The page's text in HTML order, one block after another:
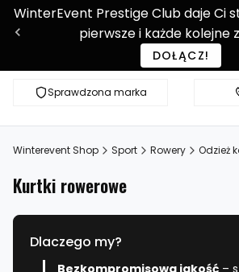
WinterEvent Prestige Club daje Ci
pierwsze i każde kolejne
DOŁĄCZ!
Sprawdzona marka Sprawdź
Winterevent Shop Sport Rowery Odzież
Kurtki rowerowe
Dlaczego my?
Bezkompromisowa jakość –